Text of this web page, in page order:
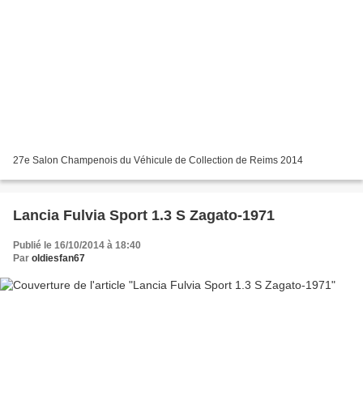
27e Salon Champenois du Véhicule de Collection de Reims 2014
Lancia Fulvia Sport 1.3 S Zagato-1971
Publié le 16/10/2014 à 18:40
Par oldiesfan67